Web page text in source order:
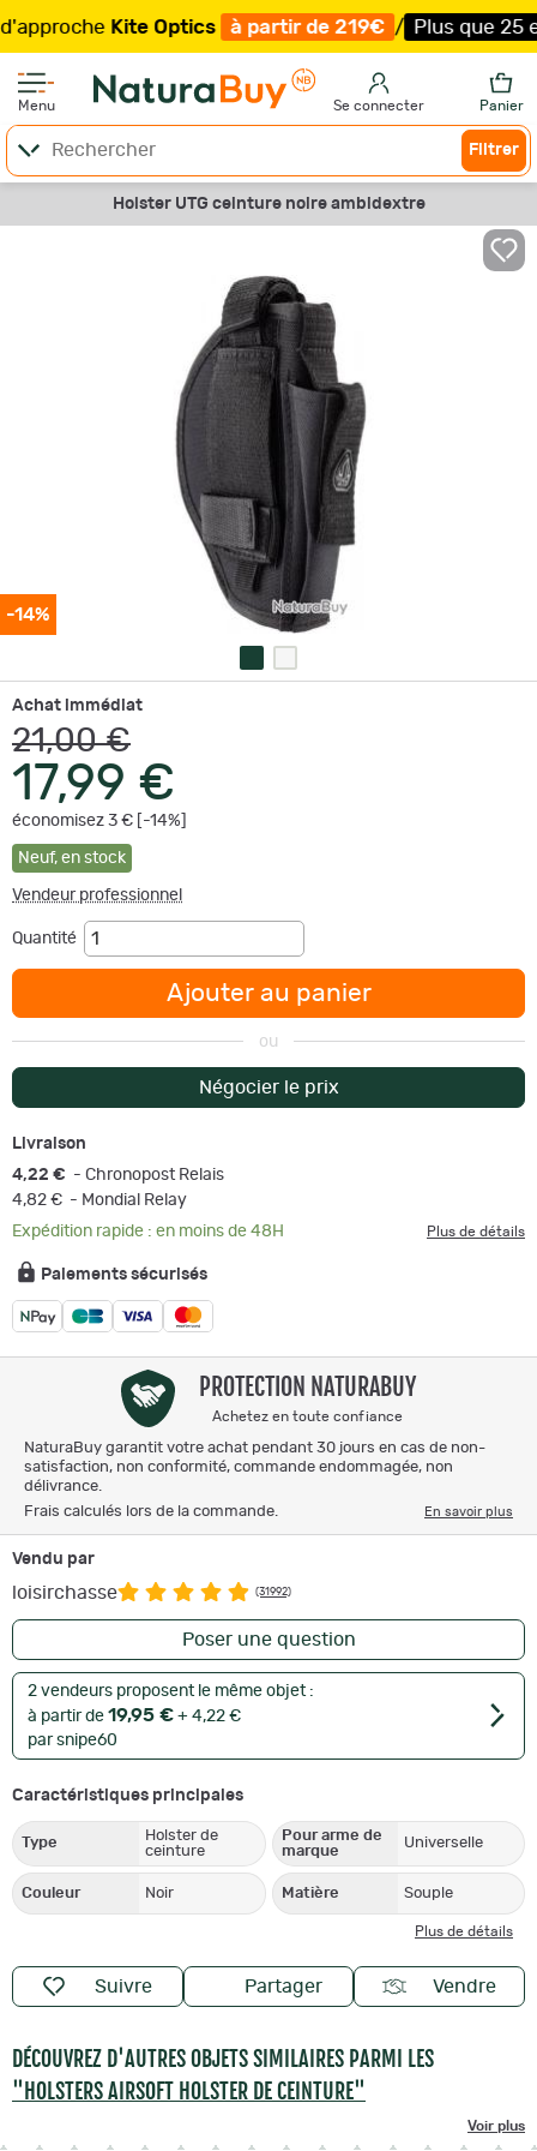
Kite Optics à partir de 219€ / Plus que 25
Menu Se connecter Panier
Filtrer
Holster UTG ceinture noire ambidextre
-14%
Achat immédiat
21,00 €
17,99 €
économisez 3 € [-14%]
Neuf, en stock
Vendeur professionnel
Quantité
Ajouter au panier
ou
Négocier le prix
Livraison
4,22 € - Chronopost Relais
4,82 € - Mondial Relay
Expédition rapide : en moins de 48H
Plus de détails
Paiements sécurisés
PROTECTION NATURABUY
Achetez en toute confiance
NaturaBuy garantit votre achat pendant 30 jours en cas de non-
satisfaction, non conformité, commande endommagée, non
délivrance.
Frais calculés lors de la commande.
En savoir plus
Vendu par
loisirchasse (31992)
Poser une question
2 vendeurs proposent le même objet :
à partir de 19,95 € + 4,22 €
par snipe60
Caractéristiques principales
Type
Holster de
ceinture
Pour arme de
marque
Universelle
Couleur Noir Matière Souple
Plus de détails
Suivre Partager Vendre
DÉCOUVREZ D'AUTRES OBJETS SIMILAIRES PARMI LES
"HOLSTERS AIRSOFT HOLSTER DE CEINTURE"
Voir plus